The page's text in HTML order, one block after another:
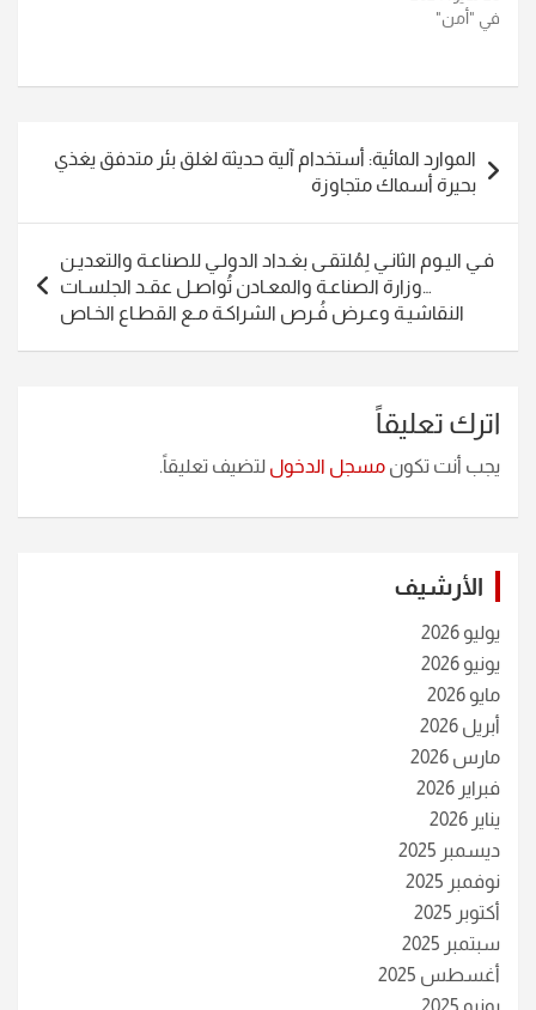
في "أمن"
المقالات
الموارد المائية: أستخدام آلية حديثة لغلق بئر متدفق يغذي
بحيرة أسماك متجاوزة
فـي اليـوم الثانـي لِمُلتقـى بغـداد الدولـي للصناعـة والتعديـن
…وزارة الصناعـة والمعـادن تُواصـل عقـد الجلسـات
النقاشيـة وعـرض فُـرص الشراكـة مـع القطـاع الخـاص
اترك تعليقاً
يجب أنت تكون مسجل الدخول لتضيف تعليقاً.
الأرشيف
يوليو 2026
يونيو 2026
مايو 2026
أبريل 2026
مارس 2026
فبراير 2026
يناير 2026
ديسمبر 2025
نوفمبر 2025
أكتوبر 2025
سبتمبر 2025
أغسطس 2025